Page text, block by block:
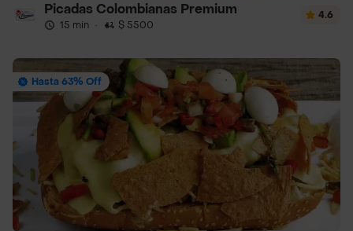
Picadas Colombianas Premium
15 min · $ 5500
4.6
Hasta 63% Off